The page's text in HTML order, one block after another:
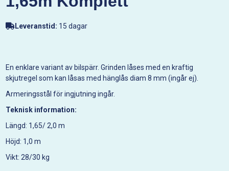
Leveranstid: 15 dagar
En enklare variant av bilspärr. Grinden låses med en kraftig
skjutregel som kan låsas med hänglås diam 8 mm (ingår ej).
Armeringsstål för ingjutning ingår.
Teknisk information:
Längd: 1,65/ 2,0 m
Höjd: 1,0 m
Vikt: 28/30 kg